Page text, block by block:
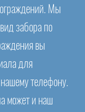
ограждений. Мы
забора по
вы
для
нашему телефону.
может и наш